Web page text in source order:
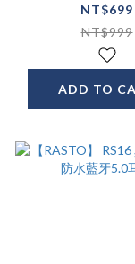
網路
NT$699
NT$999
ADD TO